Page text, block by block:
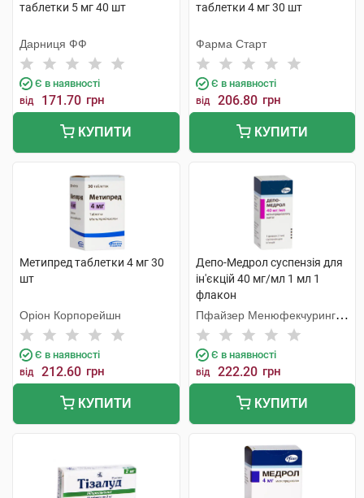
таблетки 5 мг 40 шт
Дарниця ФФ
Є в наявності
від 171.70 грн
КУПИТИ
таблетки 4 мг 30 шт
Фарма Старт
Є в наявності
від 206.80 грн
КУПИТИ
Метипред таблетки 4 мг 30
шт
Оріон Корпорейшн
Є в наявності
від 212.60 грн
КУПИТИ
Депо-Медрол суспензія для
ін'єкцій 40 мг/мл 1 мл 1
флакон
Пфайзер Менюфекчуринг
Бельгія
Є в наявності
від 222.20 грн
КУПИТИ